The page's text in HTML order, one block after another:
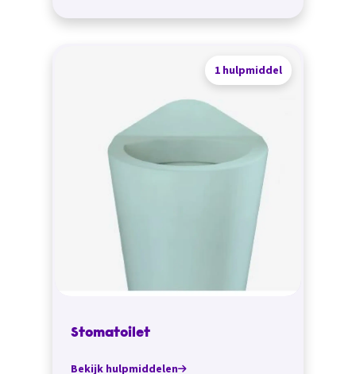
1 hulpmiddel
Stomatoilet
Bekijk hulpmiddelen